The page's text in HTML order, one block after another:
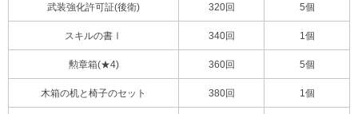
武装強化許可証(後衛) 320回 5個
スキルの書Ⅰ 340回 1個
勲章箱(★4) 360回 5個
木箱の机と椅子のセット 380回 1個